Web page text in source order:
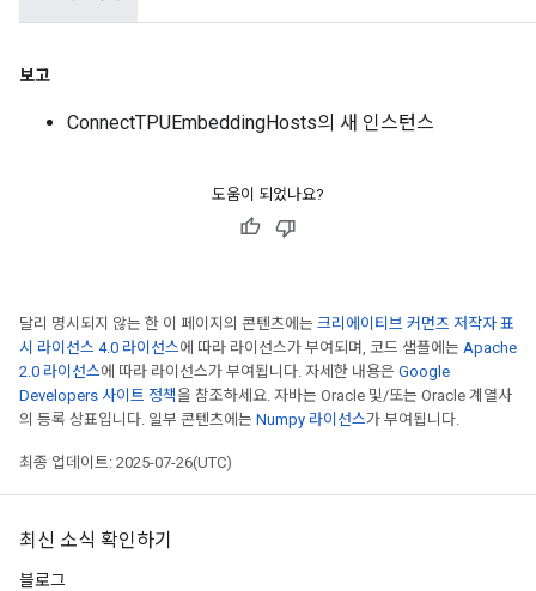
보고
ConnectTPUEmbeddingHosts의 새 인스턴스
도움이 되었나요?
달리 명시되지 않는 한 이 페이지의 콘텐츠에는 크리에이티브 커먼즈 저작자 표
시 라이선스 4.0 라이선스에 따라 라이선스가 부여되며, 코드 샘플에는 Apache
2.0 라이선스에 따라 라이선스가 부여됩니다. 자세한 내용은 Google
Developers 사이트 정책을 참조하세요. 자바는 Oracle 및/또는 Oracle 계열사
의 등록 상표입니다. 일부 콘텐츠에는 Numpy 라이선스가 부여됩니다.
최종 업데이트: 2025-07-26(UTC)
최신 소식 확인하기
블로그